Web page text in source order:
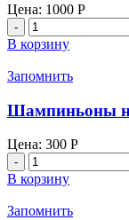
Цена: 1000 Р
Количество
товара
Шашлык
из
250-
В корзину
Запомнить
Шампиньоны
Цена: 300 Р
Количество
товара
Шампиньоны
на
В корзину
Запомнить